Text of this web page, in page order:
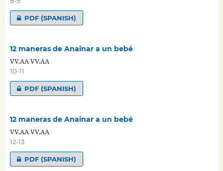
PDF (SPANISH)
12 maneras de Anainar a un bebé
VV.AA VV.AA
10-11
PDF (SPANISH)
12 maneras de Anainar a un bebé
VV.AA VV.AA
12-13
PDF (SPANISH)